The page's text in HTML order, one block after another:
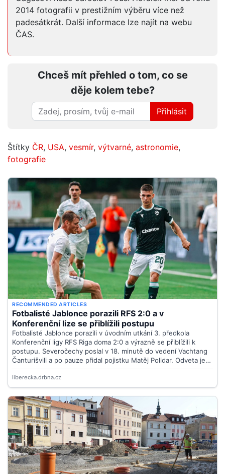
2014 fotografii v prestižním výběru více než
padesátkrát. Další informace lze najít na webu
ČAS.
Chceš mít přehled o tom, co se
děje kolem tebe?
Přihlásit
Štítky ČR, USA, vesmír, výtvarné, astronomie,
fotografie